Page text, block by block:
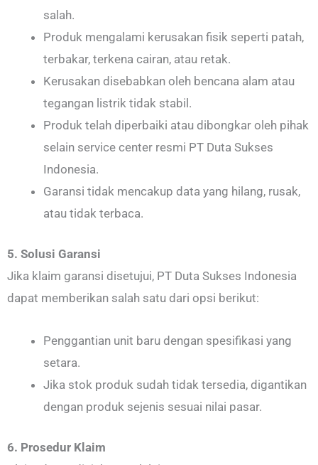
salah.
Produk mengalami kerusakan fisik seperti patah,
terbakar, terkena cairan, atau retak.
Kerusakan disebabkan oleh bencana alam atau
tegangan listrik tidak stabil.
Produk telah diperbaiki atau dibongkar oleh pihak
selain service center resmi PT Duta Sukses
Indonesia.
Garansi tidak mencakup data yang hilang, rusak,
atau tidak terbaca.
5. Solusi Garansi
Jika klaim garansi disetujui, PT Duta Sukses Indonesia
dapat memberikan salah satu dari opsi berikut:
Penggantian unit baru dengan spesifikasi yang
setara.
Jika stok produk sudah tidak tersedia, digantikan
dengan produk sejenis sesuai nilai pasar.
6. Prosedur Klaim